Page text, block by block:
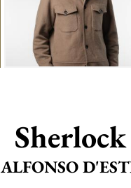
Sherlock
ALFONSO